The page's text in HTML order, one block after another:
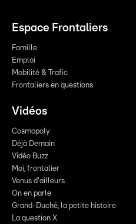
Espace Frontaliers
Famille
Emploi
Mobilité & Trafic
Frontaliers en questions
Vidéos
Cosmopoly
Déjà Demain
Vidéo Buzz
Moi, frontalier
Venus d'ailleurs
On en parle
Grand-Duché, la petite histoire
La question X